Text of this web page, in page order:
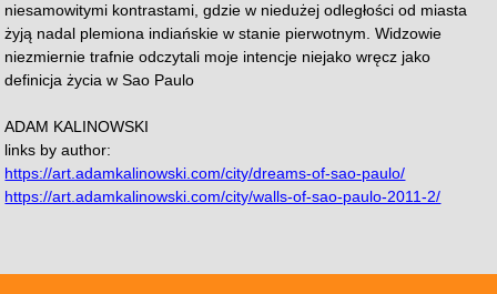
niesamowitymi kontrastami, gdzie w niedużej odległości od miasta
żyją nadal plemiona indiańskie w stanie pierwotnym. Widzowie
niezmiernie trafnie odczytali moje intencje niejako wręcz jako
definicja życia w Sao Paulo
ADAM KALINOWSKI
links by author:
https://art.adamkalinowski.com/city/dreams-of-sao-paulo/
https://art.adamkalinowski.com/city/walls-of-sao-paulo-2011-2/